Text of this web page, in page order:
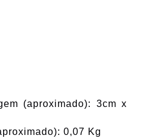
(aproximado): 3cm x
0,07 Kg